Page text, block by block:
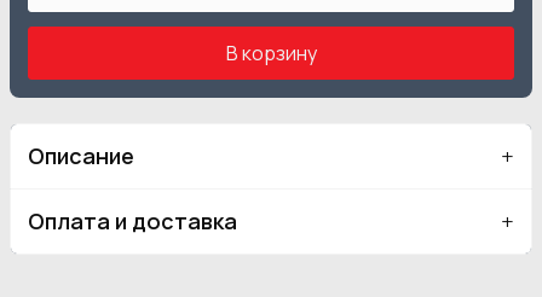
В корзину
Описание
Оплата и доставка